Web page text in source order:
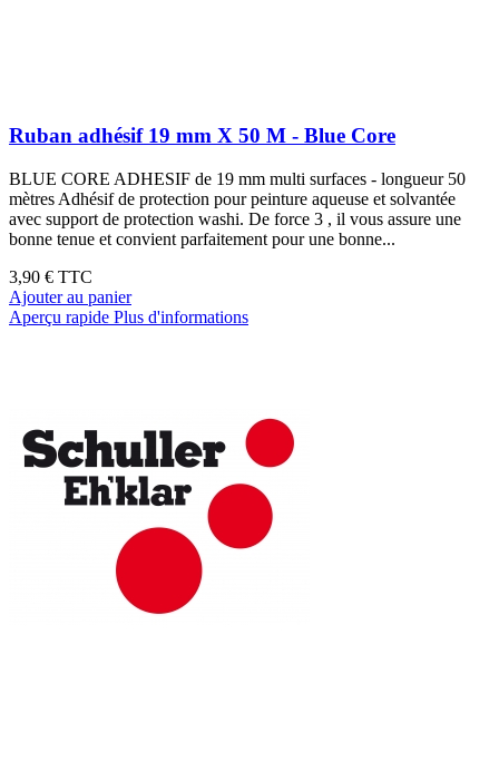
Ruban adhésif 19 mm X 50 M - Blue Core
BLUE CORE ADHESIF de 19 mm multi surfaces - longueur 50
mètres Adhésif de protection pour peinture aqueuse et solvantée
avec support de protection washi. De force 3 , il vous assure une
bonne tenue et convient parfaitement pour une bonne...
3,90 € TTC
Ajouter au panier
Aperçu rapide Plus d'informations